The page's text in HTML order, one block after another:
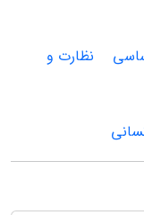
نظارت و